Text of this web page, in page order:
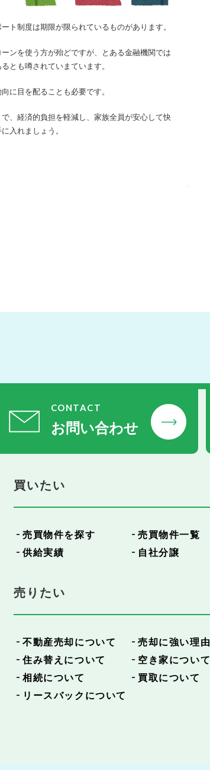
ト制度は期限が限られているものがあります。
ンを使う方が殆どですが、とある金融機関では
とも噂されていまています。
に目を配ることも必要です。
、経済的負担を軽減し、家族全員が安心して快
入れましょう。
CONTACT
お問い合わせ
買いたい
売買物件を探す
売買物件一覧
供給実績
自社分譲
売りたい
不動産売却について
売却に強い理由
住み替えについて
空き家について
相続について
買取について
リースバックについて